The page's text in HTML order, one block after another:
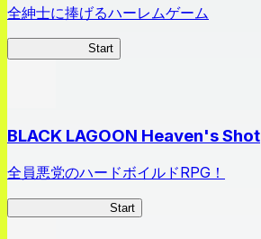
全紳士に捧げるハーレムゲーム
Start
BLACK LAGOON Heaven's Shot
全員悪党のハードボイルドRPG！
Start